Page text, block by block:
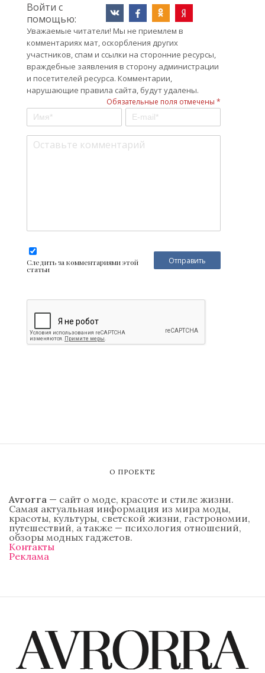
Войти с
помощью:
Уважаемые читатели! Мы не приемлем в
комментариях мат, оскорбления других
участников, спам и ссылки на сторонние ресурсы,
враждебные заявления в сторону администрации
и посетителей ресурса. Комментарии,
нарушающие правила сайта, будут удалены.
Обязательные поля отмечены *
Следить за комментариями этой
статьи
О ПРОЕКТЕ
Avrorra — сайт о моде, красоте и стиле жизни.
Самая актуальная информация из мира моды,
красоты, культуры, светской жизни, гастрономии,
путешествий, а также — психология отношений,
обзоры модных гаджетов.
Контакты
Реклама